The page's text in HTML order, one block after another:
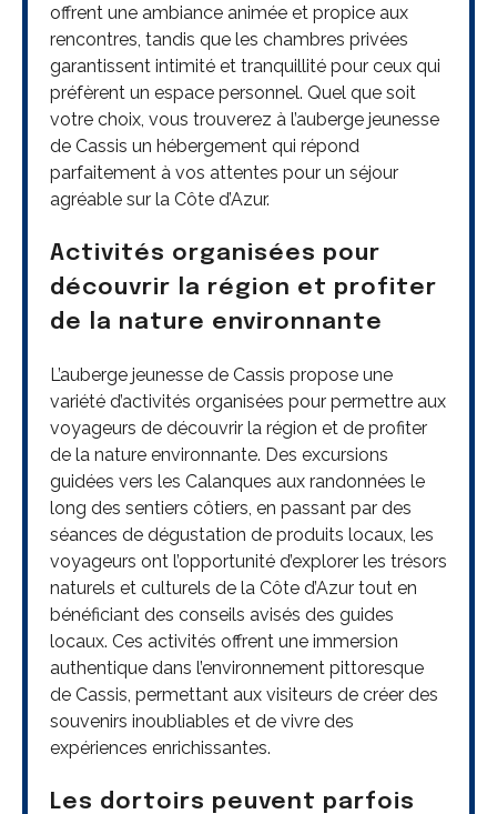
offrent une ambiance animée et propice aux
rencontres, tandis que les chambres privées
garantissent intimité et tranquillité pour ceux qui
préfèrent un espace personnel. Quel que soit
votre choix, vous trouverez à l’auberge jeunesse
de Cassis un hébergement qui répond
parfaitement à vos attentes pour un séjour
agréable sur la Côte d’Azur.
Activités organisées pour
découvrir la région et profiter
de la nature environnante
L’auberge jeunesse de Cassis propose une
variété d’activités organisées pour permettre aux
voyageurs de découvrir la région et de profiter
de la nature environnante. Des excursions
guidées vers les Calanques aux randonnées le
long des sentiers côtiers, en passant par des
séances de dégustation de produits locaux, les
voyageurs ont l’opportunité d’explorer les trésors
naturels et culturels de la Côte d’Azur tout en
bénéficiant des conseils avisés des guides
locaux. Ces activités offrent une immersion
authentique dans l’environnement pittoresque
de Cassis, permettant aux visiteurs de créer des
souvenirs inoubliables et de vivre des
expériences enrichissantes.
Les dortoirs peuvent parfois